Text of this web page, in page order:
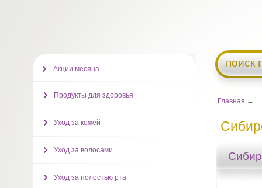
поиск
Главная →
Акции месяца
Продукты для здоровья
Уход за кожей
Уход за волосами
Уход за полостью рта